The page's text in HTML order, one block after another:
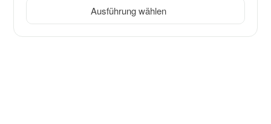
Ausführung wählen